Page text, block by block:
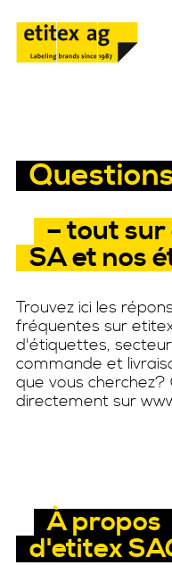
– tout
SA et nos
Trouvez ici les
fréquentes sur
d'étiquettes,
commande et
que vous
directement sur
À propos
d'etitex